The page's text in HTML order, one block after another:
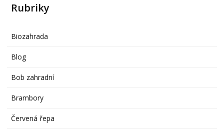
Rubriky
Biozahrada
Blog
Bob zahradní
Brambory
Červená řepa